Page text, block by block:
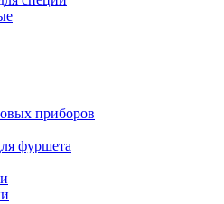
приборов
фуршета